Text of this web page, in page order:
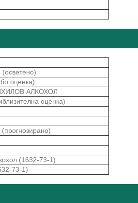
(осветено)
оценка)
АЛКОХОЛ
оценка)
(1632-73-1)
73-1)